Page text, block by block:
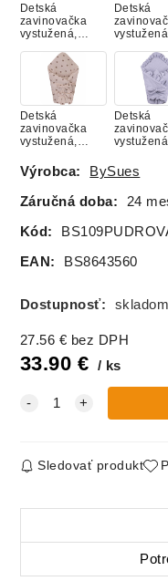
Detská
zavinovačka
vystužená,
MACKO S
BALÓNMI
Detská
vystužená,
GREEN
Detská
zavinovačka
vystužená,
MACKO
Detská
Detská
zavinovačka
Mušelín
Detská
Mušelín
Detská
zavinovačka
vystužená,
Mušelín
Detská
Mušelín
vystužená,
Á
Výrobca: BySues
Záručná doba: 24
Kód:
EAN: BS8643560
Dostupnosť: skladom
27.56 € bez DPH
33.90 € ks
Sledovať produkt